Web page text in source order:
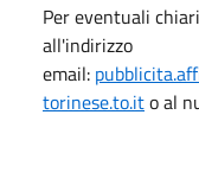
Per eventuali
all'indirizzo
email:
torinese.to.ito al